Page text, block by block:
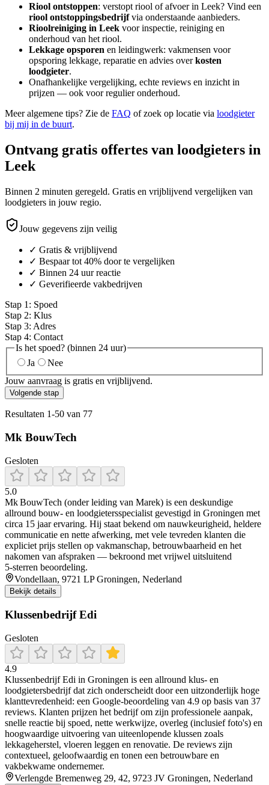
Riool ontstoppen: verstopt riool of afvoer in Leek? Vind een
riool ontstoppingsbedrijfvia onderstaande aanbieders.
Rioolreiniging in Leek voor inspectie, reiniging en
onderhoud van het riool.
Lekkage opsporen en leidingwerk: vakmensen voor
opsporing lekkage, reparatie en advies overkosten
loodgieter.
Onafhankelijke vergelijking, echte reviews en inzicht in
prijzen — ook voor regulier onderhoud.
Meer algemene tips? Zie de FAQ of zoek op locatie via loodgieter
bij mij in de buurt.
Ontvang gratis offertes van loodgieters in
Leek
Binnen 2 minuten geregeld. Gratis en vrijblijvend vergelijken van
loodgieters in jouw regio.
Jouw gegevens zijn veilig
✓ Gratis & vrijblijvend
✓ Bespaar tot 40% door te vergelijken
✓ Binnen 24 uur reactie
✓ Geverifieerde vakbedrijven
Stap 1 : Spoed
Stap 2: Klus
Stap 3: Adres
Stap 4: Contact
Is het spoed? (binnen 24 uur)
Ja
Nee
Jouw aanvraag is gratis en vrijblijvend.
Volgende stap
Resultaten 1-50 van 77
Mk BouwTech
Gesloten
5.0
Mk BouwTech (onder leiding van Marek) is een deskundige
allround bouw‑ en loodgietersspecialist gevestigd in Groningen met
circa 15 jaar ervaring. Hij staat bekend om nauwkeurigheid, heldere
communicatie en nette afwerking, met vele tevreden klanten die
expliciet prijs stellen op vakmanschap, betrouwbaarheid en het
nakomen van afspraken — bekroond met vrijwel uitsluitend
5‑sterren beoordeling.
Vondellaan, 9721 LP Groningen, Nederland
Bekijk details
Klussenbedrijf Edi
Gesloten
4.9
Klussenbedrijf Edi in Groningen is een allround klus- en
loodgietersbedrijf dat zich onderscheidt door een uitzonderlijk hoge
klanttevredenheid: een Google-beoordeling van 4.9 op basis van 37
reviews. Klanten prijzen het bedrijf om zijn professionele aanpak,
snelle reactie bij spoed, nette werkwijze, overleg (inclusief foto's) en
hoogwaardige uitvoering van uiteenlopende klussen zoals
lekkageherstel, vloeren leggen en renovatie. De reviews zijn
contextueel, geloofwaardig en tonen een betrouwbare en
vakbekwame ondernemer.
Verlengde Bremenweg 29, 42, 9723 JV Groningen, Nederland